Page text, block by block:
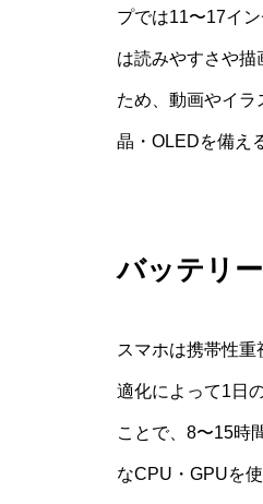
プでは11〜17イ
は読みやすさや
ため、動画やイ
晶・OLEDを備え
バッテリ
スマホは携帯性
適化によって1日
ことで、8〜15時
なCPU・GPUを